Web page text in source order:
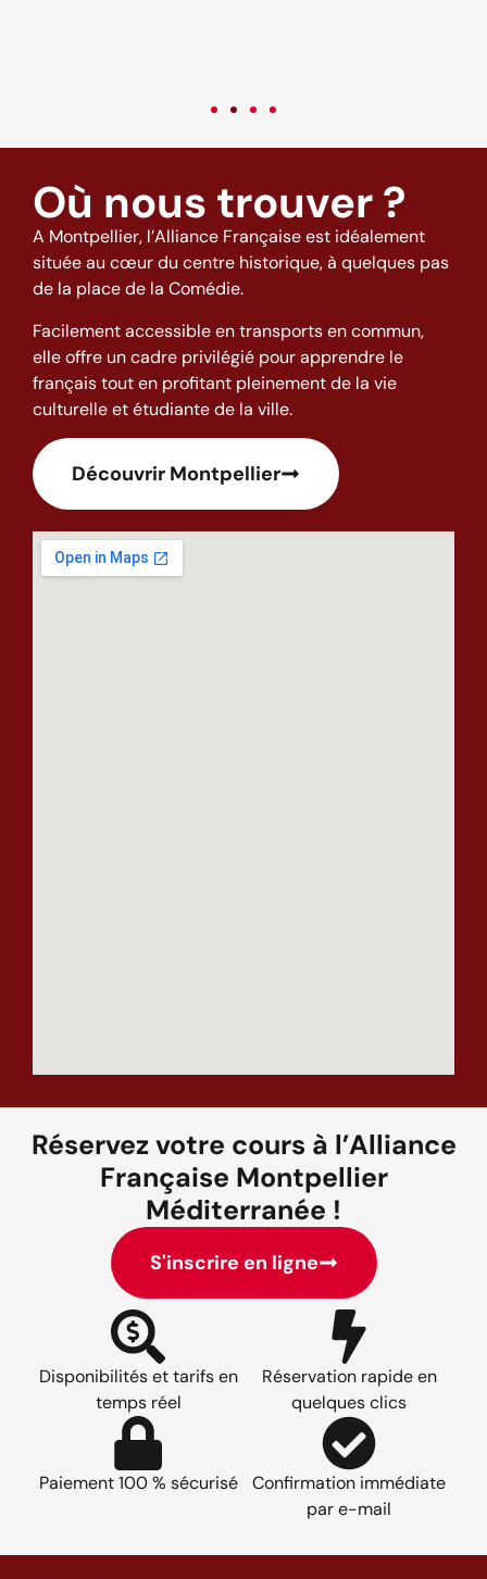
Où nous trouver ?
A Montpellier, l’Alliance Française est idéalement
située au cœur du centre historique, à quelques pas
de la place de la Comédie.
Facilement accessible en transports en commun,
elle offre un cadre privilégié pour apprendre le
français tout en profitant pleinement de la vie
culturelle et étudiante de la ville.
Découvrir Montpellier
Réservez votre cours à l’Alliance
Française Montpellier
Méditerranée !
S'inscrire en ligne
Disponibilités et tarifs en
temps réel
Réservation rapide en
quelques clics
Paiement 100 % sécurisé
Confirmation immédiate
par e-mail